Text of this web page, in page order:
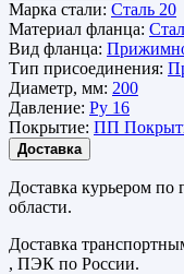
Марка стали: Сталь 20
Материал фланца:
Вид фланца:
Тип присоединения:
Диаметр, мм: 200
Давление: Ру 16
Покрытие: ПП
Доставка
Доставка курьером по
области.
Доставка
, ПЭК по России.